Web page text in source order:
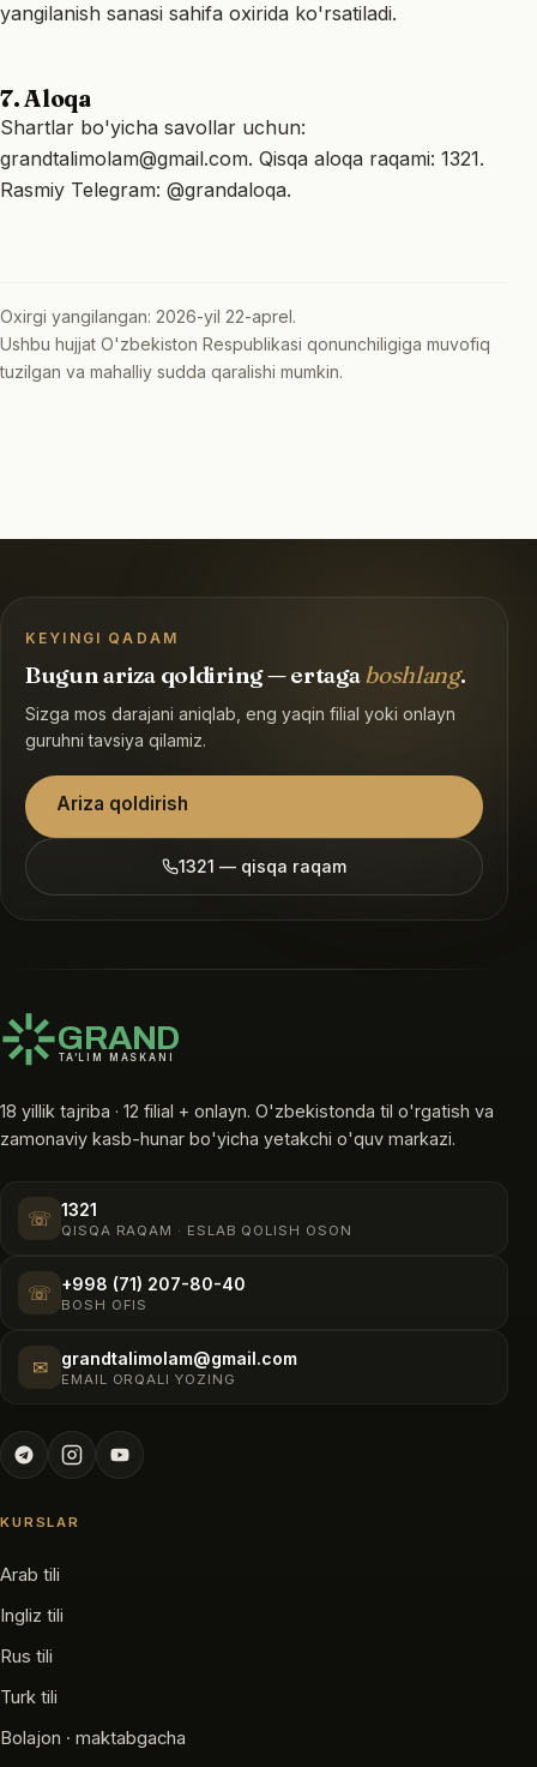
yangilanish sanasi sahifa oxirida ko'rsatiladi.
7. Aloqa
Shartlar bo'yicha savollar uchun:
grandtalimolam@gmail.com. Qisqa aloqa raqami: 1321.
Rasmiy Telegram: @grandaloqa.
Oxirgi yangilangan: 2026-yil 22-aprel.
Ushbu hujjat O'zbekiston Respublikasi qonunchiligiga muvofiq
tuzilgan va mahalliy sudda qaralishi mumkin.
KEYINGI QADAM
Bugun ariza qoldiring — ertagaboshlang.
Sizga mos darajani aniqlab, eng yaqin filial yoki onlayn
guruhni tavsiya qilamiz.
Ariza qoldirish
1321 — qisqa raqam
GRAND
TA’LIM MASKANI
18 yillik tajriba · 12 filial + onlayn. O'zbekistonda til o'rgatish va
zamonaviy kasb-hunar bo'yicha yetakchi o'quv markazi.
☏ 1321
QISQA RAQAM · ESLAB QOLISH OSON
☏ +998 (71) 207-80-40
BOSH OFIS
✉ grandtalimolam@gmail.com
EMAIL ORQALI YOZING
KURSLAR
Arab tili
Ingliz tili
Rus tili
Turk tili
Bolajon · maktabgacha